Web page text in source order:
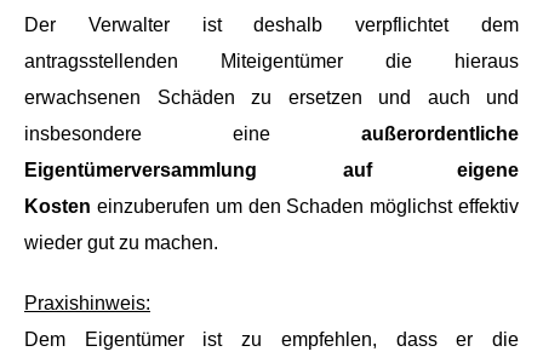
Der Verwalter ist deshalb verpflichtet dem
antragsstellenden Miteigentümer die hieraus
erwachsenen Schäden zu ersetzen und auch und
insbesondere eine außerordentliche
Eigentümerversammlung auf eigene
Kosten einzuberufen um den Schaden möglichst effektiv
wieder gut zu machen.
Praxishinweis:
Dem Eigentümer ist zu empfehlen, dass er die